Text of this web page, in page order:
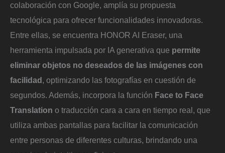
colaboración con Google, amplía su propuesta
tecnológica para ofrecer funcionalidades innovadoras.
Entre ellas, se encuentra HONOR AI Eraser, una
herramienta impulsada por IA generativa que permite
eliminar objetos no deseados de las imágenes con
facilidad, optimizando las fotografías en cuestión de
segundos. Además, incorpora la función Face to Face
Translation o traducción cara a cara en tiempo real, que
utiliza ambas pantallas para facilitar la comunicación
entre personas de diferentes culturas, brindando una